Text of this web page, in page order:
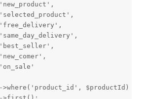
>where('product_id', $productId)